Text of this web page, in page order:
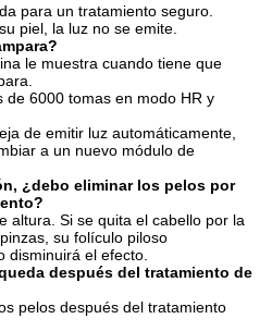
para un tratamiento seguro.
piel, la luz no se emite.
le muestra cuando tiene que
de 6000 tomas en modo HR y
de emitir luz automáticamente,
a un nuevo módulo de
¿debo eliminar los pelos por
altura. Si se quita el cabello por la
su folículo piloso
disminuirá el efecto.
después del tratamiento de
pelos después del tratamiento